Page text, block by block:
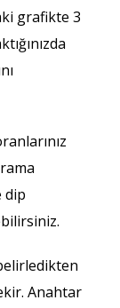
grafikte 3
dip
Anahtar